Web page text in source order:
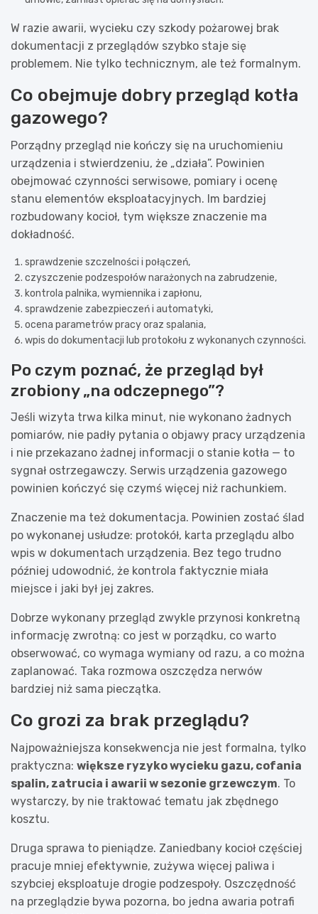
W razie awarii, wycieku czy szkody pożarowej brak
dokumentacji z przeglądów szybko staje się
problemem. Nie tylko technicznym, ale też formalnym.
Co obejmuje dobry przegląd kotła
gazowego?
Porządny przegląd nie kończy się na uruchomieniu
urządzenia i stwierdzeniu, że „działa”. Powinien
obejmować czynności serwisowe, pomiary i ocenę
stanu elementów eksploatacyjnych. Im bardziej
rozbudowany kocioł, tym większe znaczenie ma
dokładność.
sprawdzenie szczelności i połączeń,
czyszczenie podzespołów narażonych na zabrudzenie,
kontrola palnika, wymiennika i zapłonu,
sprawdzenie zabezpieczeń i automatyki,
ocena parametrów pracy oraz spalania,
wpis do dokumentacji lub protokołu z wykonanych czynności.
Po czym poznać, że przegląd był
zrobiony „na odczepnego”?
Jeśli wizyta trwa kilka minut, nie wykonano żadnych
pomiarów, nie padły pytania o objawy pracy urządzenia
i nie przekazano żadnej informacji o stanie kotła — to
sygnał ostrzegawczy. Serwis urządzenia gazowego
powinien kończyć się czymś więcej niż rachunkiem.
Znaczenie ma też dokumentacja. Powinien zostać ślad
po wykonanej usłudze: protokół, karta przeglądu albo
wpis w dokumentach urządzenia. Bez tego trudno
później udowodnić, że kontrola faktycznie miała
miejsce i jaki był jej zakres.
Dobrze wykonany przegląd zwykle przynosi konkretną
informację zwrotną: co jest w porządku, co warto
obserwować, co wymaga wymiany od razu, a co można
zaplanować. Taka rozmowa oszczędza nerwów
bardziej niż sama pieczątka.
Co grozi za brak przeglądu?
Najpoważniejsza konsekwencja nie jest formalna, tylko
praktyczna: większe ryzyko wycieku gazu, cofania
spalin, zatrucia i awarii w sezonie grzewczym. To
wystarczy, by nie traktować tematu jak zbędnego
kosztu.
Druga sprawa to pieniądze. Zaniedbany kocioł częściej
pracuje mniej efektywnie, zużywa więcej paliwa i
szybciej eksploatuje drogie podzespoły. Oszczędność
na przeglądzie bywa pozorna, bo jedna awaria potrafi